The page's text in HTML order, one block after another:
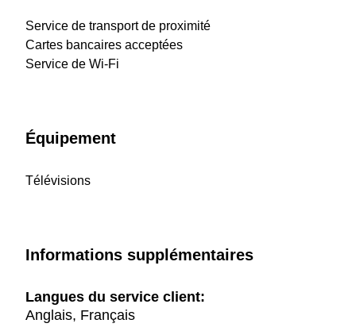
Service de transport de proximité
Cartes bancaires acceptées
Service de Wi-Fi
Équipement
Télévisions
Informations supplémentaires
Langues du service client:
Anglais, Français